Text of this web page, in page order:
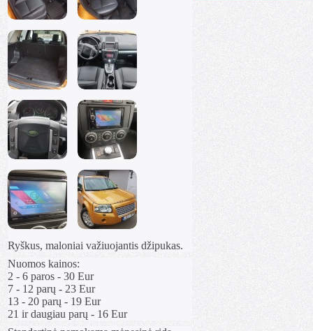
Ryškus, maloniai važiuojantis džipukas.
Nuomos kainos:
2 - 6 paros - 30 Eur
7 - 12 parų - 23 Eur
13 - 20 parų - 19 Eur
21 ir daugiau parų - 16 Eur